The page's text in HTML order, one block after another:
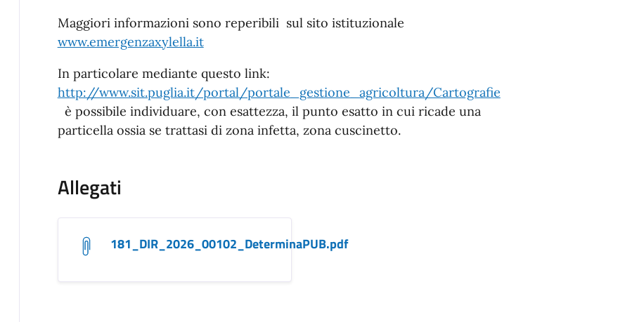
Maggiori informazioni sono reperibili sul sito istituzionale
www.emergenzaxylella.it
In particolare mediante questo link:
http://www.sit.puglia.it/portal/portale_gestione_agricoltura/Cartografie
è possibile individuare, con esattezza, il punto esatto in cui ricade una
particella ossia se trattasi di zona infetta, zona cuscinetto.
Allegati
181_DIR_2026_00102_DeterminaPUB.pdf